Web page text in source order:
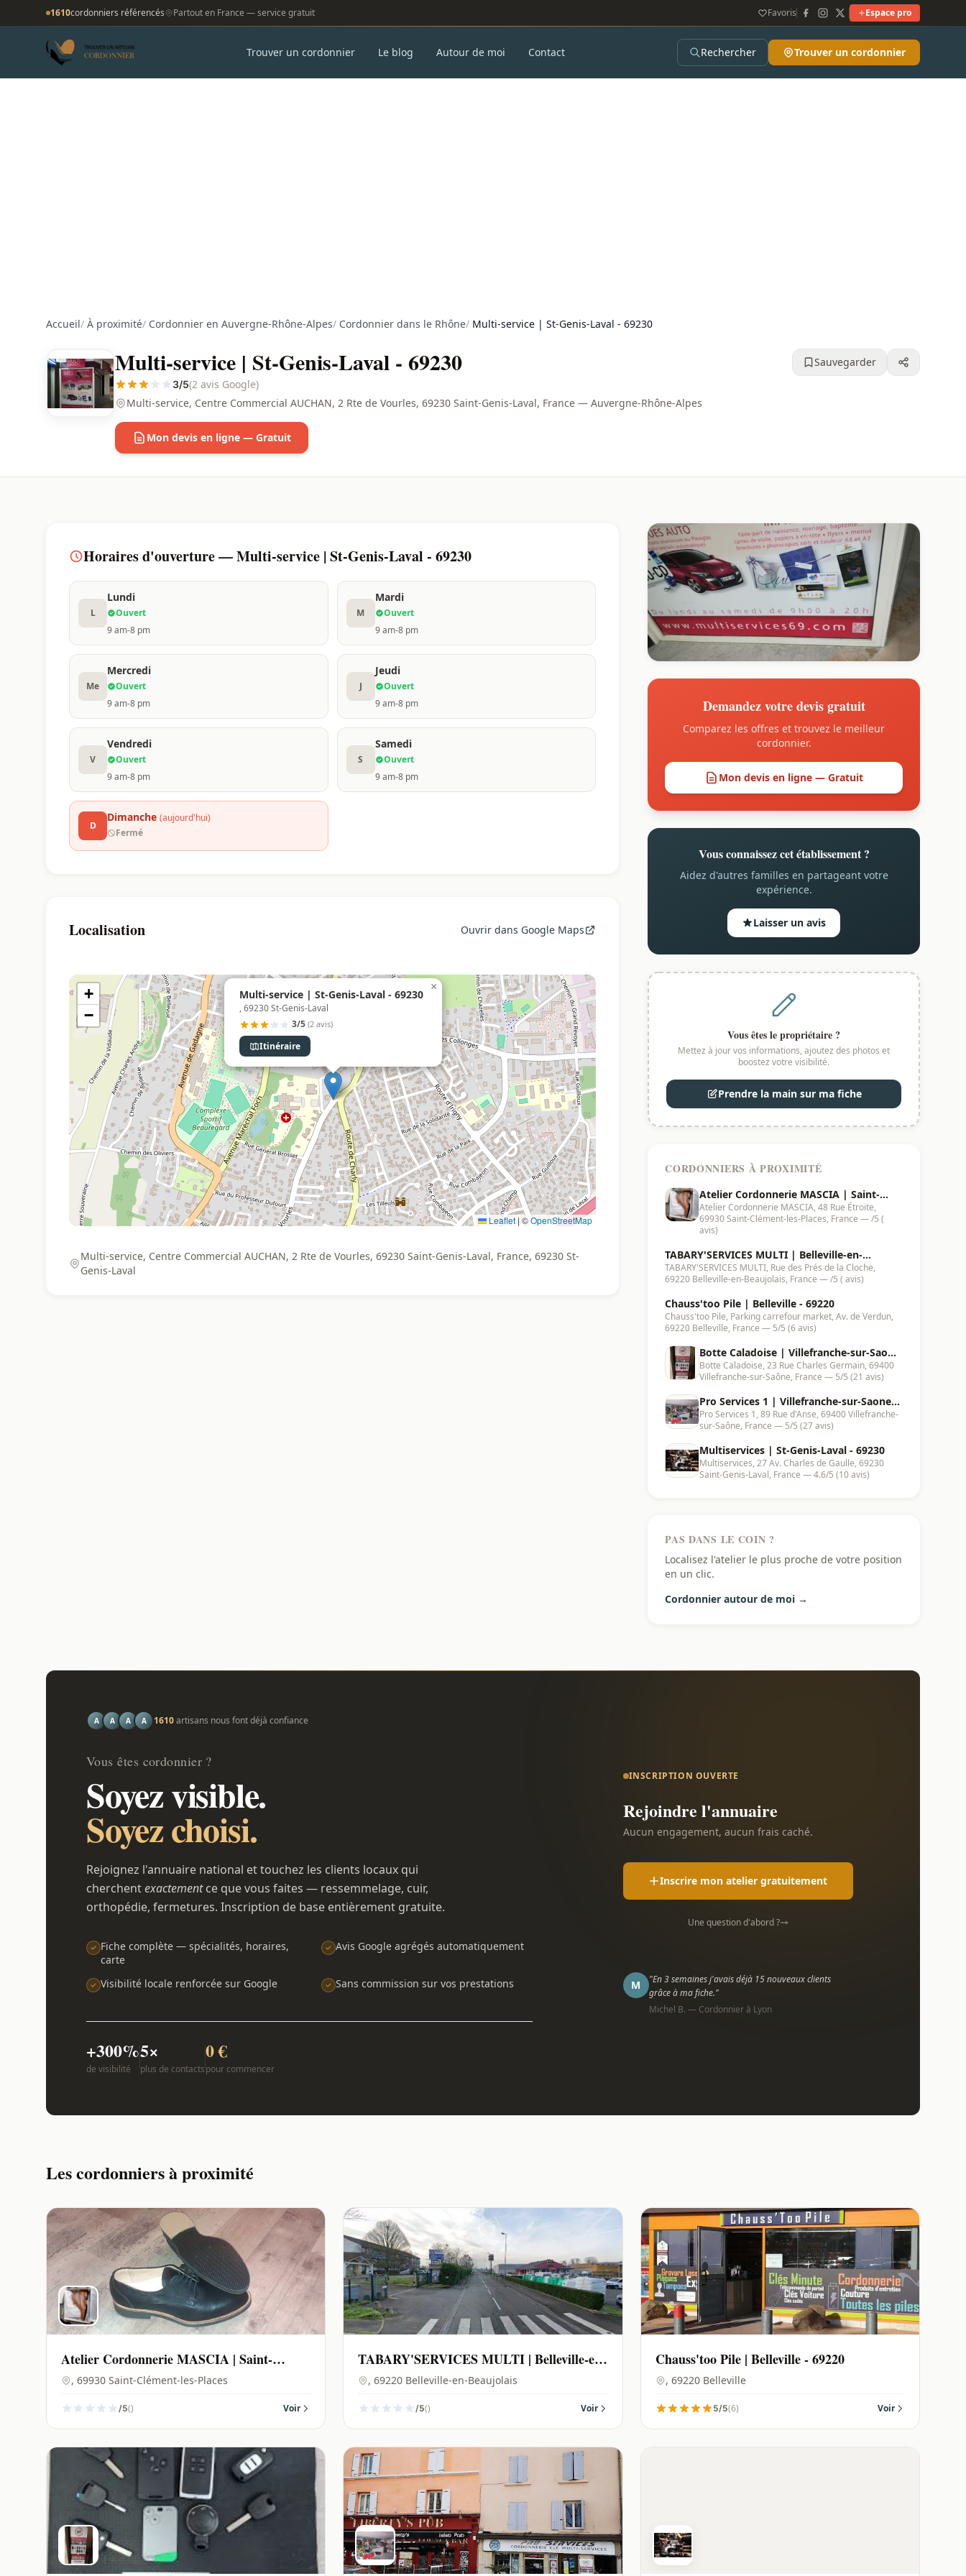
1610cordonniers référencés Partout en France — service gratuit Favoris Espace pro
Trouver un cordonnier Le blog Autour de moi Contact Rechercher Trouver un cordonnier
Accueil/ À proximité/ Cordonnier en Auvergne-Rhône-Alpes/ Cordonnier dans le Rhône/ Multi-service | St-Genis-Laval - 69230
Multi-service | St-Genis-Laval - 69230
3/5(2 avis Google)
Multi-service, Centre Commercial AUCHAN, 2 Rte de Vourles, 69230 Saint-Genis-Laval, France — Auvergne-Rhône-Alpes
Sauvegarder
Mon devis en ligne — Gratuit
Horaires d'ouverture — Multi-service | St-Genis-Laval - 69230
L
Lundi
Ouvert
9 am-8 pm
M
Mardi
Ouvert
9 am-8 pm
Me
Mercredi
Ouvert
9 am-8 pm
J
Jeudi
Ouvert
9 am-8 pm
V
Vendredi
Ouvert
9 am-8 pm
S
Samedi
Ouvert
9 am-8 pm
D
Dimanche (aujourd'hui)
Fermé
Localisation Ouvrir dans Google Maps
Multi-service | St-Genis-Laval - 69230
, 69230 St-Genis-Laval
3/5 (2 avis)
Itinéraire
×
+
−
Leaflet | ©OpenStreetMap
Multi-service, Centre Commercial AUCHAN, 2 Rte de Vourles, 69230 Saint-Genis-Laval, France, 69230 St-
Genis-Laval
Demandez votre devis gratuit
Comparez les offres et trouvez le meilleur
cordonnier.
Mon devis en ligne — Gratuit
Vous connaissez cet établissement ?
Aidez d'autres familles en partageant votre
expérience.
Laisser un avis
Vous êtes le propriétaire ?
Mettez à jour vos informations, ajoutez des photos et
boostez votre visibilité.
Prendre la main sur ma fiche
CORDONNIERS À PROXIMITÉ
Atelier Cordonnerie MASCIA | Saint-
Clément-les-Places - 69930
Atelier Cordonnerie MASCIA, 48 Rue Étroite,
69930 Saint-Clément-les-Places, France — /5 (
avis)
TABARY'SERVICES MULTI | Belleville-en-
Beaujolais - 69220
TABARY'SERVICES MULTI, Rue des Prés de la Cloche,
69220 Belleville-en-Beaujolais, France — /5 ( avis)
Chauss'too Pile | Belleville - 69220
Chauss'too Pile, Parking carrefour market, Av. de Verdun,
69220 Belleville, France — 5/5 (6 avis)
Botte Caladoise | Villefranche-sur-Saone
- 69400
Botte Caladoise, 23 Rue Charles Germain, 69400
Villefranche-sur-Saône, France — 5/5 (21 avis)
Pro Services 1 | Villefranche-sur-Saone -
69400
Pro Services 1, 89 Rue d'Anse, 69400 Villefranche-
sur-Saône, France — 5/5 (27 avis)
Multiservices | St-Genis-Laval - 69230
Multiservices, 27 Av. Charles de Gaulle, 69230
Saint-Genis-Laval, France — 4.6/5 (10 avis)
PAS DANS LE COIN ?
Localisez l'atelier le plus proche de votre position
en un clic.
Cordonnier autour de moi →
A A A A 1610artisans nous font déjà confiance
Vous êtes cordonnier ?
Soyez visible.
Soyez choisi.
Rejoignez l'annuaire national et touchez les clients locaux qui
cherchentexactementce que vous faites — ressemmelage, cuir,
orthopédie, fermetures. Inscription de base entièrement gratuite.
Fiche complète — spécialités, horaires,
carte
Avis Google agrégés automatiquement
Visibilité locale renforcée sur Google Sans commission sur vos prestations
+300%
de visibilité
5×
plus de contacts
0 €
pour commencer
INSCRIPTION OUVERTE
Rejoindre l'annuaire
Aucun engagement, aucun frais caché.
Inscrire mon atelier gratuitement
Une question d'abord ?
M
"En 3 semaines j'avais déjà 15 nouveaux clients
grâce à ma fiche."
Michel B. — Cordonnier à Lyon
Les cordonniers à proximité
Atelier Cordonnerie MASCIA | Saint-
Clément-les-Places - 69930
, 69930 Saint-Clément-les-Places
/5() Voir
TABARY'SERVICES MULTI | Belleville-en-
Beaujolais - 69220
, 69220 Belleville-en-Beaujolais
/5() Voir
Chauss'too Pile | Belleville - 69220
, 69220 Belleville
5/5(6) Voir